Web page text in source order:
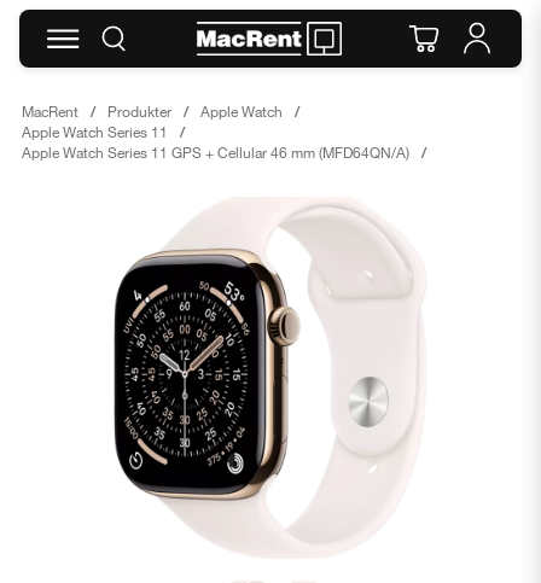
MacRent Produkter
Apple Watch
Apple Watch Series 11
Apple Watch Series 11 GPS + Cellular 46 mm (MFD64QN/A)